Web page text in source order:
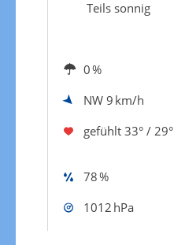
Teils sonnig
0 %
NW 9 km/h
gefühlt 33° / 29°
78 %
1012 hPa